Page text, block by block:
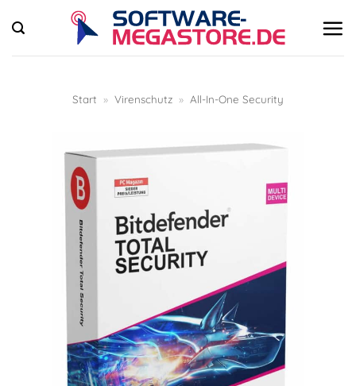
Inhalt
springen
Start » Virenschutz » All-In-One Security